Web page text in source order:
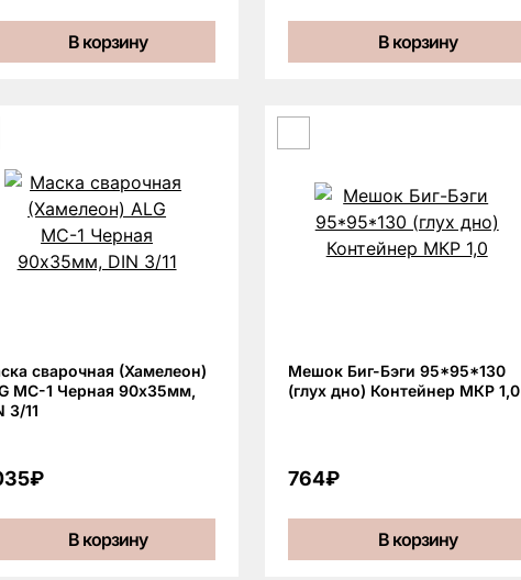
В корзину В корзину
сварочная (Хамелеон)
МС-1 Черная 90х35мм,
3/11
В корзину
Мешок Биг-Бэги 95*95*130
(глух дно) Контейнер МКР 1,0
764₽
В корзину